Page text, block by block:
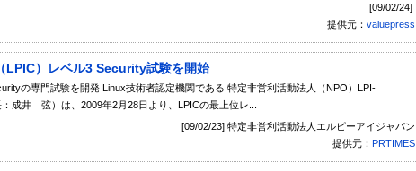
[09/02/24]
提供元： valuepress
LPIC）レベル3 Security試験を開始
の専門試験を開発 Linux技術者認定機関である 特定非営利活動法人（NPO）LPI-
成井 弦）は、2009年2月28日より、LPICの最上位レ...
[09/02/23] 特定非営利活動法人エルピーアイジャパン
提供元： PRTIMES